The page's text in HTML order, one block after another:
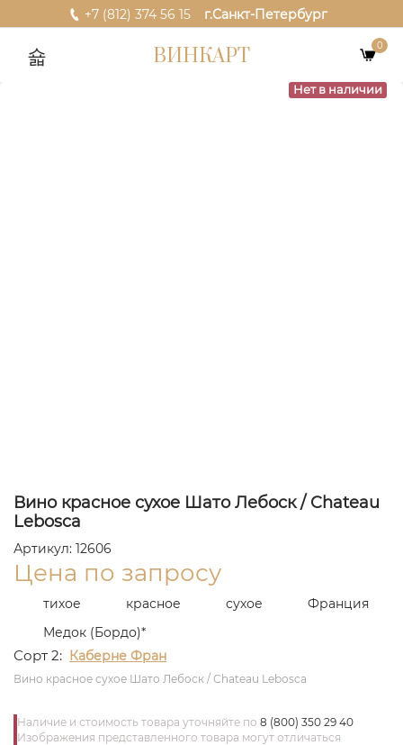
+7 (812) 374 56 15 г.Санкт-Петербург
ВИНКАРТ 0
Нет в наличии
Вино красное сухое Шато Лебоск / Chateau
Lebosca
Артикул: 12606
Цена по запросу
тихое красное сухое
Франция
Медок (Бордо)*
Сорт 2: Каберне Фран
Вино красное сухое Шато Лебоск / Chateau Lebosca
Наличие и стоимость товара уточняйте по 8 (800) 350 29 40
Изображения представленного товара могут отличаться